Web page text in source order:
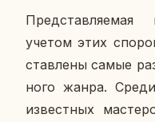
учетом этих
став­ле­ны самые
но­го жанра.
из­вест­ных